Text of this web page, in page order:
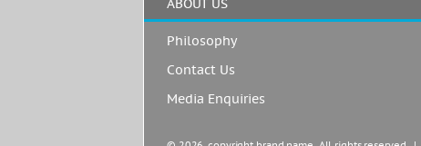
ABOUT US
Philosophy
Contact Us
Media Enquiries